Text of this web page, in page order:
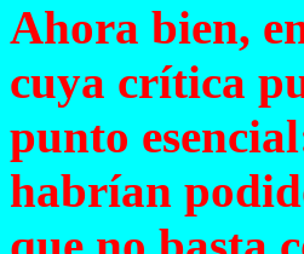
Ahora bien,
cuya crítica
punto
habrían